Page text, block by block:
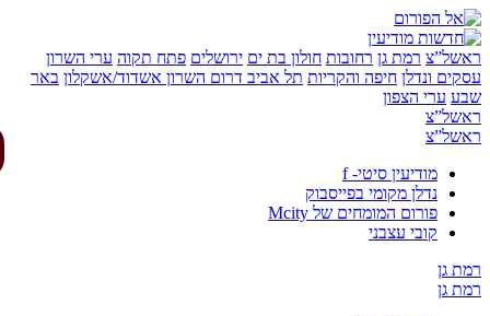
רמת גן רחובות חולון בת ים ירושלים פתח תקוה ערי השרון
ונדלן חיפה והקריות תל אביבדרום השרוןאשדוד/אשקלון באר
ערי הצפון
מודיעין סיטי- f
נדלן מקומי בפייסבוק
פורום המומחים של Mcity
קובי עצבני
גן
גן